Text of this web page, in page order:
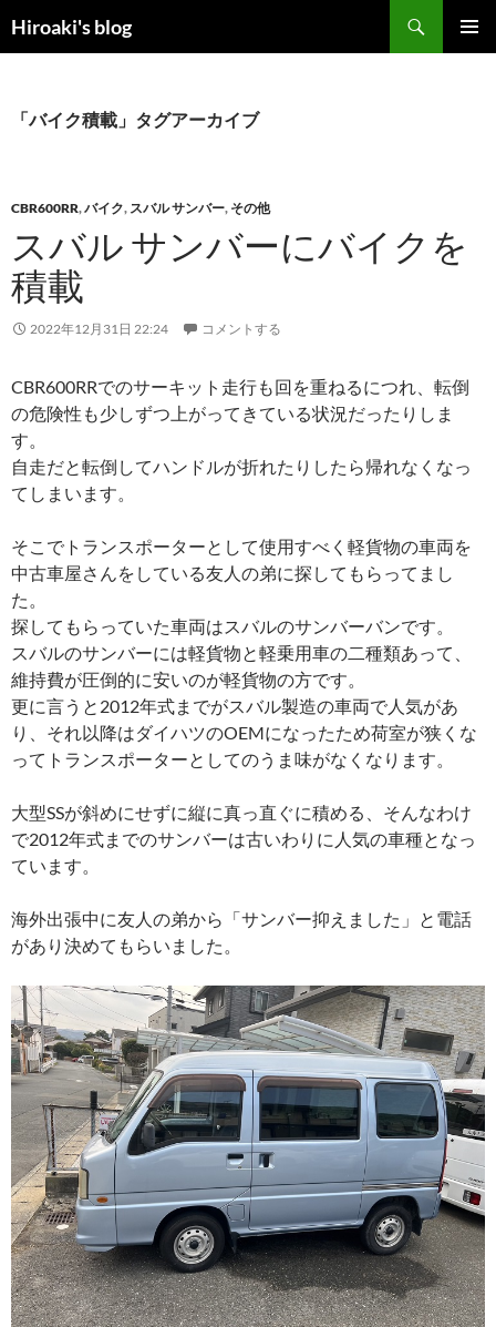
ンHiroaki's blog
索
「バイク積載」タグアーカイブ
CBR600RR,バイク, スバル サンバー, その他
スバル サンバーにバイクを
積載
2022年12月31日 22:24 コメントする
CBR600RRでのサーキット走行も回を重ねるにつれ、転倒
の危険性も少しずつ上がってきている状況だったりしま
す。
自走だと転倒してハンドルが折れたりしたら帰れなくなっ
てしまいます。
そこでトランスポーターとして使用すべく軽貨物の車両を
中古車屋さんをしている友人の弟に探してもらってまし
た。
探してもらっていた車両はスバルのサンバーバンです。
スバルのサンバーには軽貨物と軽乗用車の二種類あって、
維持費が圧倒的に安いのが軽貨物の方です。
更に言うと2012年式までがスバル製造の車両で人気があ
り、それ以降はダイハツのOEMになったため荷室が狭くな
ってトランスポーターとしてのうま味がなくなります。
大型SSが斜めにせずに縦に真っ直ぐに積める、そんなわけ
で2012年式までのサンバーは古いわりに人気の車種となっ
ています。
海外出張中に友人の弟から「サンバー抑えました」と電話
があり決めてもらいました。